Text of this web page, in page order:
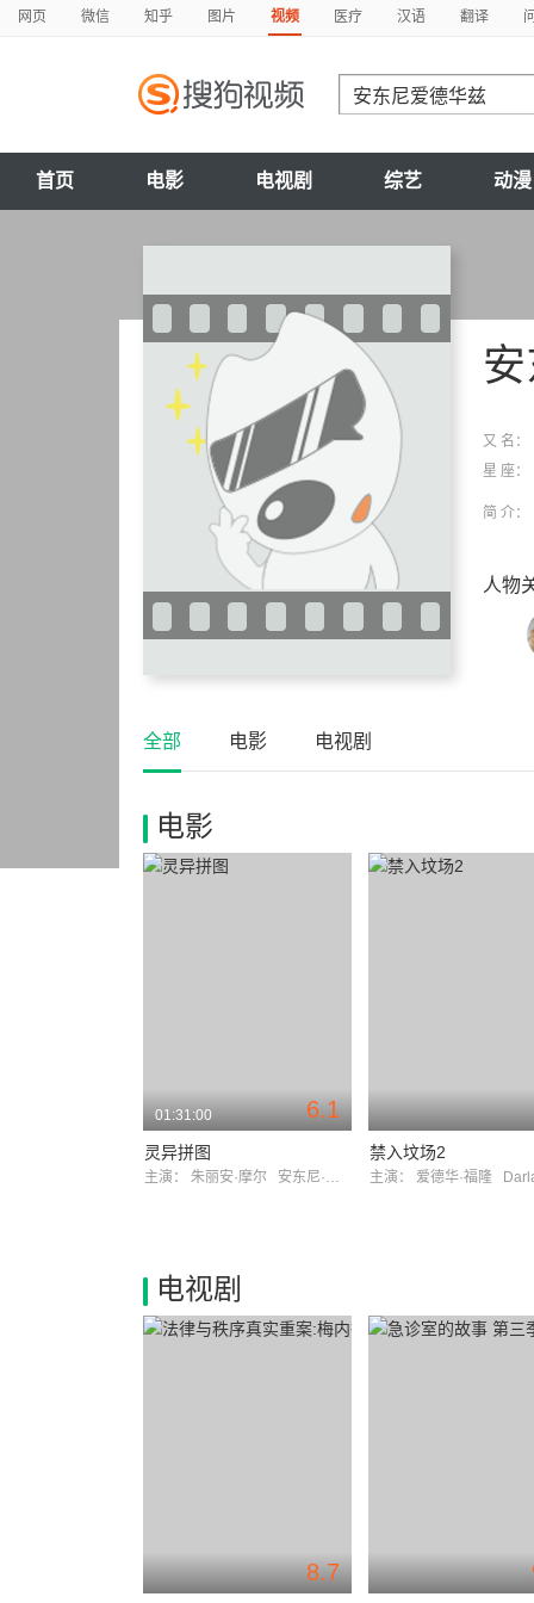
网页 微信 知乎 图片 视频 医疗 汉语 翻译
首页 电影 电视剧 综艺 动漫
又 名：
星 座：
简 介：
人物
全部 电影 电视剧
电影
6.1
01:31:00
灵异拼图
主演： 朱丽安·摩尔 安东尼·爱德华兹
禁入坟场2
主演： 爱德华·福隆
电视剧
8.7